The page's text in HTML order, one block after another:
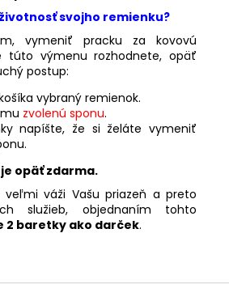
svojho remienku?
vymeniť pracku za kovovú
túto výmenu rozhodnete, opäť
postup:
vybraný remienok.
zvolenú sponu.
napíšte, že si želáte vymeniť
opäť zdarma.
veľmi váži Vašu priazeň a preto
služieb, objednaním tohto
2 baretky ako darček.